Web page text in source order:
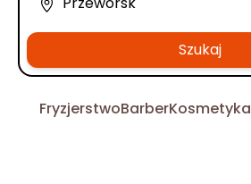
Szukaj
FryzjerstwoBarberKosmetyka